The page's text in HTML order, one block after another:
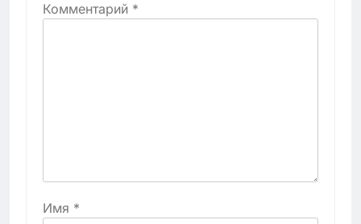
Комментарий *
Имя *